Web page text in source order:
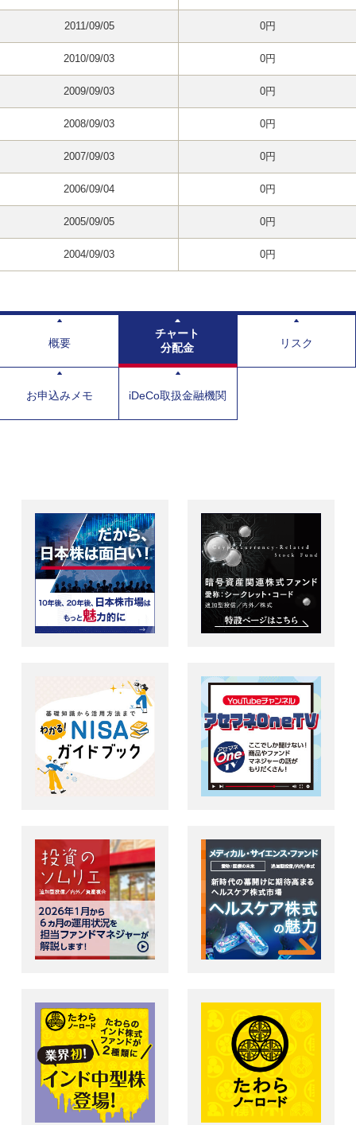
2011/09/05 0円
2010/09/03 0円
2009/09/03 0円
2008/09/03 0円
2007/09/03 0円
2006/09/04 0円
2005/09/05 0円
2004/09/03 0円
概要
チャート
分配金
リスク
お申込みメモ iDeCo取扱金融機関